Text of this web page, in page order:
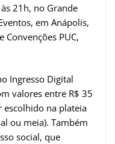
21h, no Grande
em Anápolis,
Convenções PUC,
Ingresso Digital
valores entre R$ 35
escolhido na plateia
ou meia). Também
social, que